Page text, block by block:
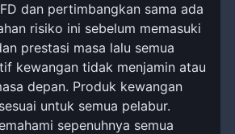
dan pertimbangkan sama ada
risiko ini sebelum memasuki
prestasi masa lalu semua
kewangan tidak menjamin atau
depan. Produk kewangan
untuk semua pelabur.
sepenuhnya semua